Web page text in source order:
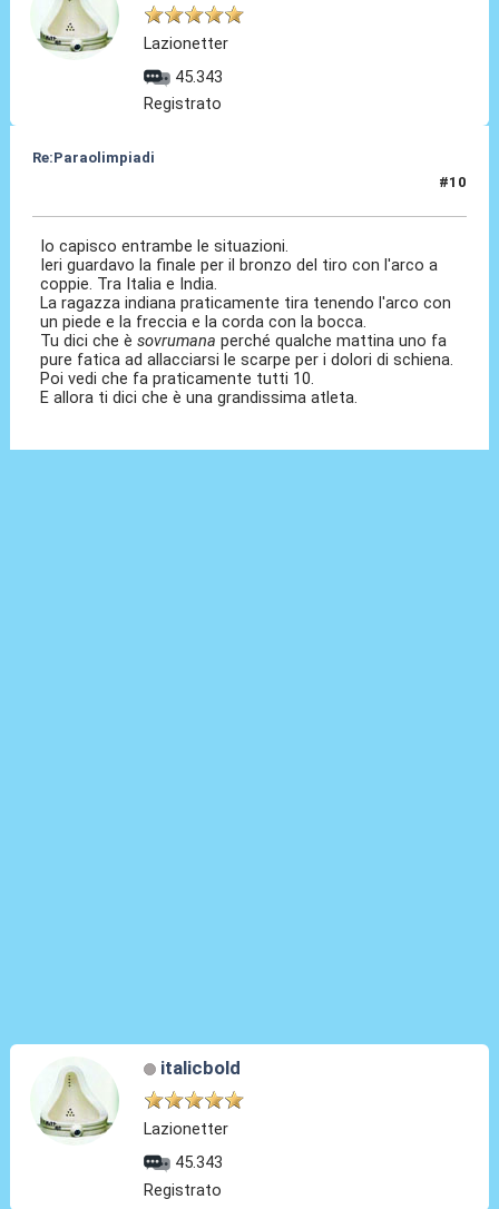
Lazionetter
45.343
Registrato
Re:Paraolimpiadi
#10
Io capisco entrambe le situazioni.
Ieri guardavo la finale per il bronzo del tiro con l'arco a
coppie. Tra Italia e India.
La ragazza indiana praticamente tira tenendo l'arco con
un piede e la freccia e la corda con la bocca.
Tu dici che èsovrumana perché qualche mattina uno fa
pure fatica ad allacciarsi le scarpe per i dolori di schiena.
Poi vedi che fa praticamente tutti 10.
E allora ti dici che è una grandissima atleta.
italicbold
Lazionetter
45.343
Registrato